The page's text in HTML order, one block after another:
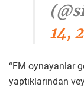
14,
“FM oynayanlar
yaptıklarından